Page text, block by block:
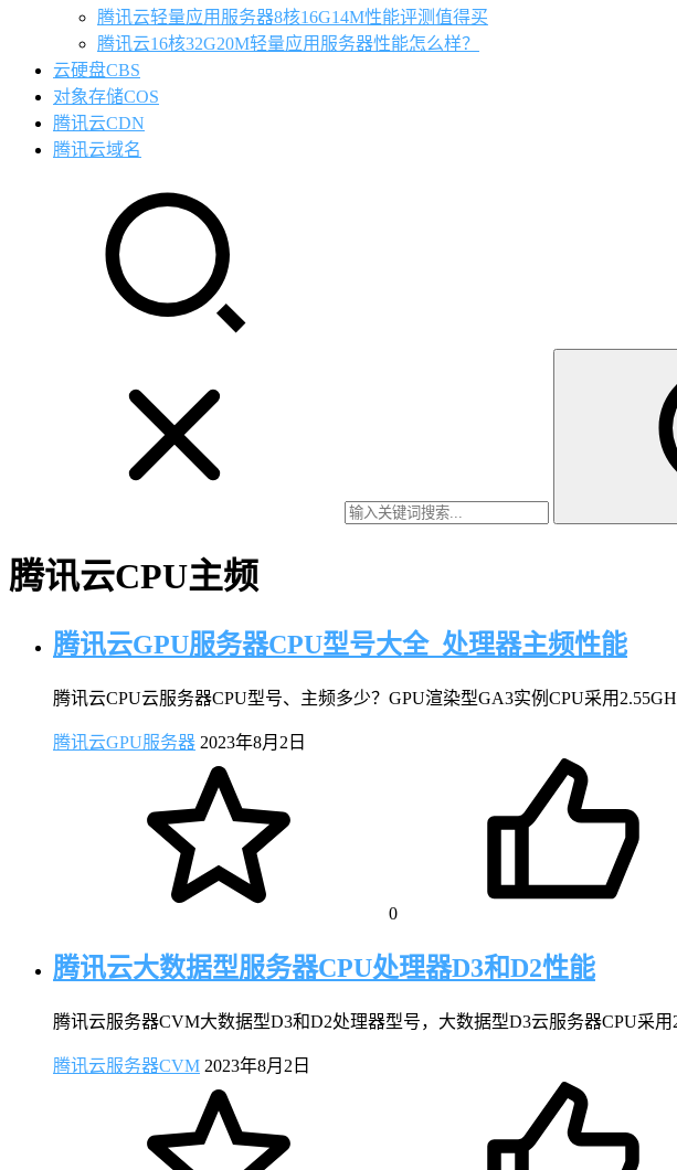
腾讯云轻量应用服务器8核16G14M性能评测值得买
腾讯云16核32G20M轻量应用服务器性能怎么样？
云硬盘CBS
对象存储COS
腾讯云CDN
腾讯云域名
腾讯云CPU主频
腾讯云GPU服务器CPU型号大全_处理器主频性能
腾讯云CPU云服务器CPU型号、主频多少？GPU渲染型GA3实例CPU采用
腾讯云GPU服务器 2023年8月2日
0
腾讯云大数据型服务器CPU处理器D3和D2性能
腾讯云服务器CVM大数据型D3和D2处理器型号，大数据型D3云服务器CPU采
腾讯云服务器CVM 2023年8月2日